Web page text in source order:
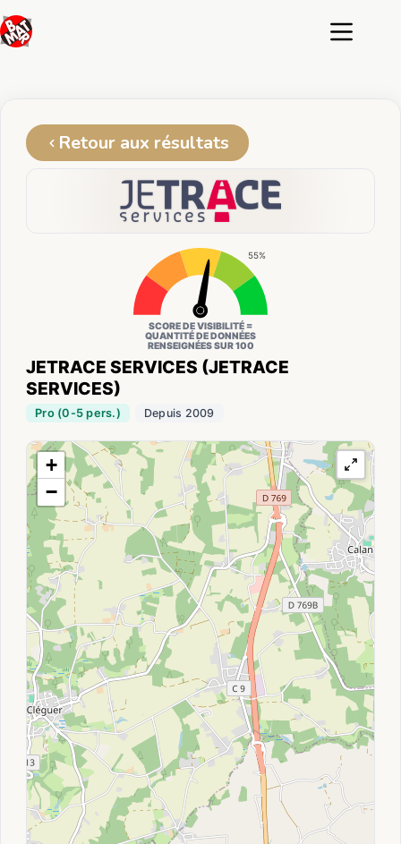
au
contenu
Retour aux résultats
JETRACE SERVICES (JETRACE
SERVICES)
Pro (0-5 pers.) Depuis 2009
55%
SCORE DE VISIBILITÉ =
QUANTITÉ DE DONNÉES
RENSEIGNÉES SUR 100
+
−